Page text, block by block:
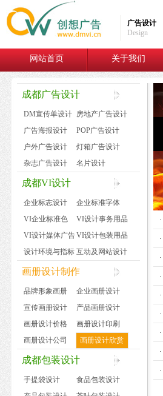
广告设计
Design
网站首页 关于我们
成都广告设计
DM宣传单设计
房地产广告设计
广告海报设计
POP广告设计
户外广告设计
灯箱广告设计
杂志广告设计
名片设计
成都VI设计
企业标志设计
企业标准字体
VI企业标准色
VI设计事务用品
VI设计媒体广告VI设计包装用品
设计环境与指标 互动及网站设计
画册设计制作
品牌形象画册
企业画册设计
宣传画册设计
产品画册设计
画册设计价格
画册设计印刷
画册设计公司
画册设计欣赏
成都包装设计
手提袋设计
食品包装设计
·
·
·
·
·
·
·
·
·